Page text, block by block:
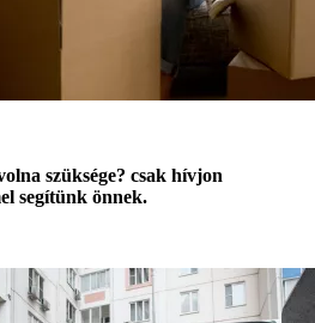
szüksége? csak hívjon
segítünk önnek.